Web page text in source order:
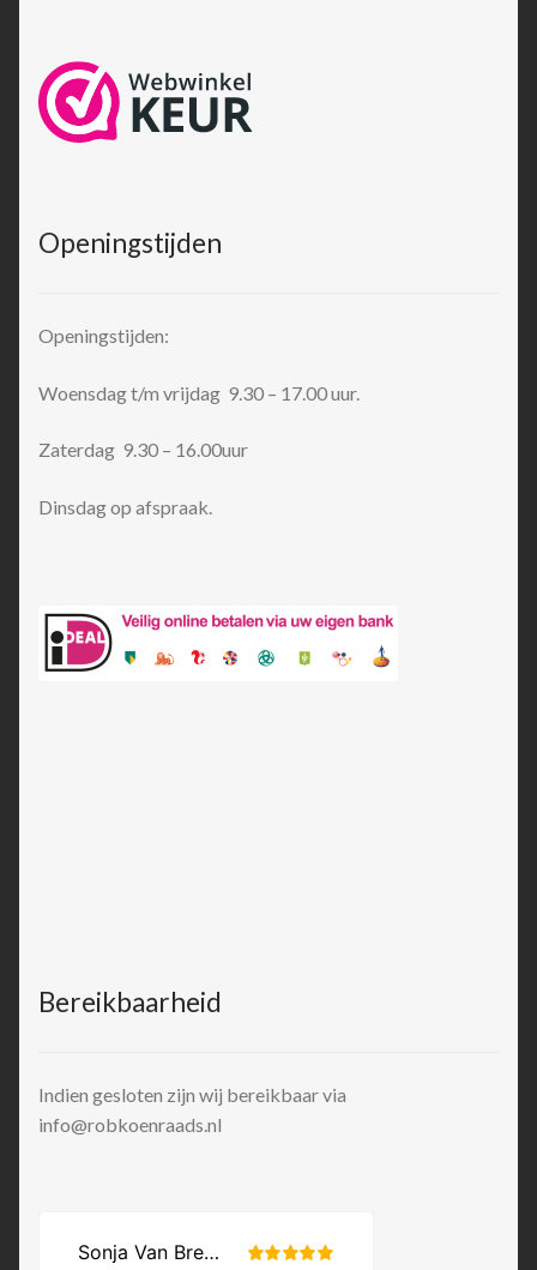
Openingstijden
Openingstijden:
Woensdag t/m vrijdag 9.30 – 17.00 uur.
Zaterdag 9.30 – 16.00uur
Dinsdag op afspraak.
Bereikbaarheid
Indien gesloten zijn wij bereikbaar via
info@robkoenraads.nl